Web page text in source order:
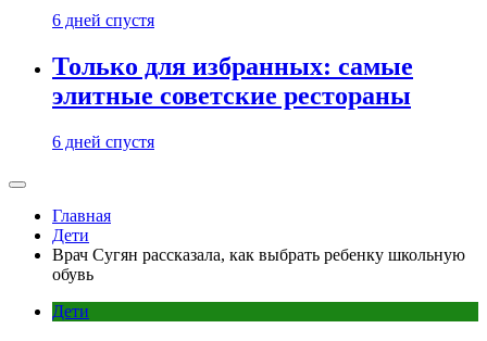
6 дней спустя
Только для избранных: самые
элитные советские рестораны
6 дней спустя
Главная
Дети
Врач Сугян рассказала, как выбрать ребенку школьную
обувь
Дети